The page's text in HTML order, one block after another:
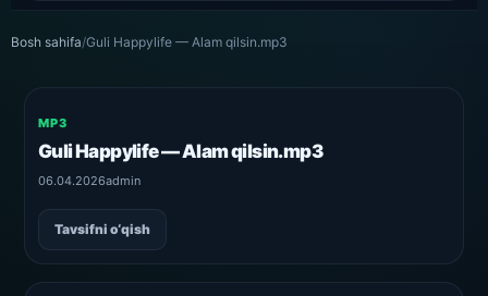
Bosh sahifa/Guli Happylife — Alam qilsin.mp3
MP3
Guli Happylife — Alam qilsin.mp3
06.04.2026admin
Tavsifni o‘qish